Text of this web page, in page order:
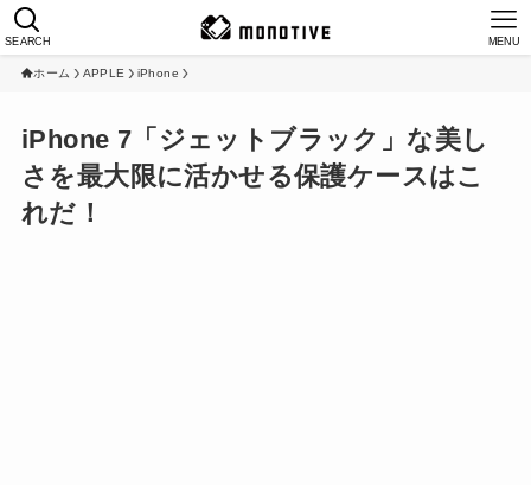
SEARCH MENU
ホーム APPLE iPhone
iPhone 7「ジェットブラック」な美し
さを最大限に活かせる保護ケースはこ
れだ！